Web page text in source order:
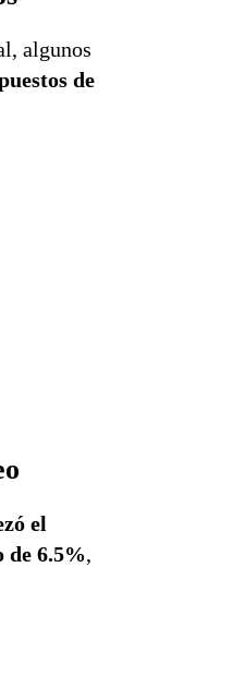
algunos
de
el
de 6.5%,